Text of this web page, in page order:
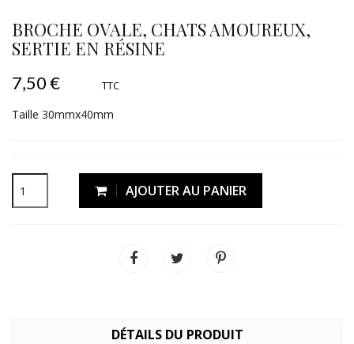
BROCHE OVALE, CHATS AMOUREUX,
SERTIE EN RÉSINE
7,50 € TTC
Taille 30mmx40mm
AJOUTER AU PANIER
DÉTAILS DU PRODUIT